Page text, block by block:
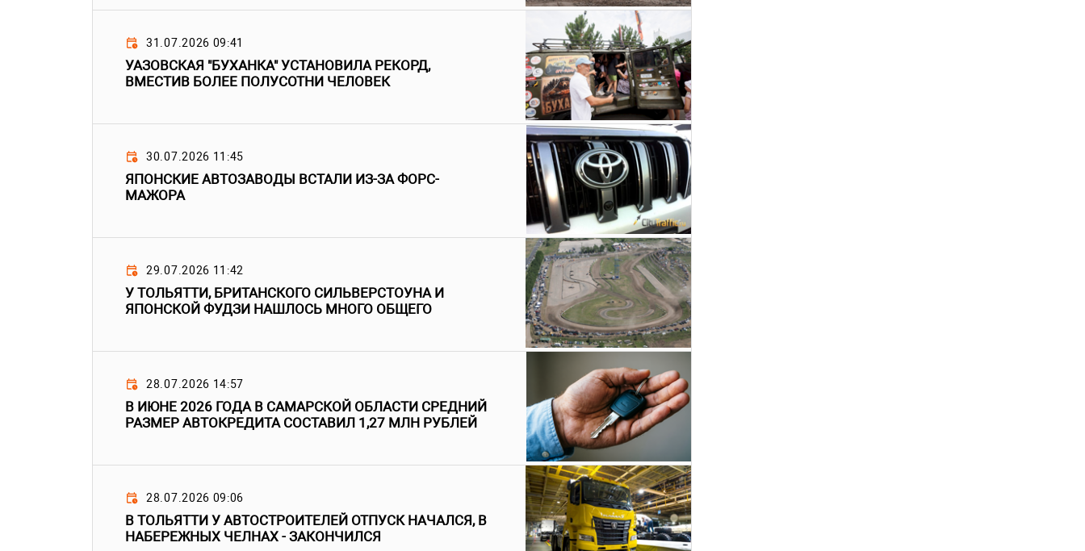
31.07.2026 09:41
УАЗОВСКАЯ "БУХАНКА" УСТАНОВИЛА РЕКОРД,
ВМЕСТИВ БОЛЕЕ ПОЛУСОТНИ ЧЕЛОВЕК
30.07.2026 11:45
ЯПОНСКИЕ АВТОЗАВОДЫ ВСТАЛИ ИЗ-ЗА ФОРС-
МАЖОРА
29.07.2026 11:42
У ТОЛЬЯТТИ, БРИТАНСКОГО СИЛЬВЕРСТОУНА И
ЯПОНСКОЙ ФУДЗИ НАШЛОСЬ МНОГО ОБЩЕГО
28.07.2026 14:57
В ИЮНЕ 2026 ГОДА В САМАРСКОЙ ОБЛАСТИ СРЕДНИЙ
РАЗМЕР АВТОКРЕДИТА СОСТАВИЛ 1,27 МЛН РУБЛЕЙ
28.07.2026 09:06
В ТОЛЬЯТТИ У АВТОСТРОИТЕЛЕЙ ОТПУСК НАЧАЛСЯ, В
НАБЕРЕЖНЫХ ЧЕЛНАХ - ЗАКОНЧИЛСЯ